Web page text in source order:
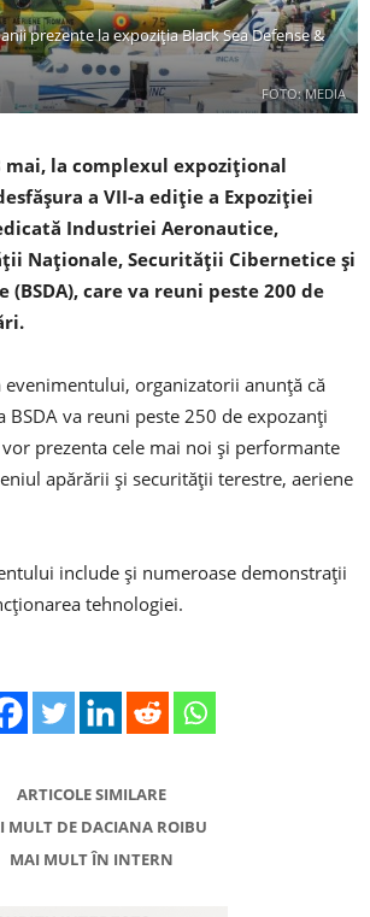
FOTO: MEDIA
prezente la expoziţia Black Sea Defense &
mai, la complexul expoziţional
a VII-a ediţie a Expoziţiei
Industriei Aeronautice,
Naţionale, Securităţii Cibernetice şi
care va reuni peste 200 de
evenimentului, organizatorii anunţă că
BSDA va reuni peste 250 de expozanţi
prezenta cele mai noi şi performante
apărării şi securităţii terestre, aeriene
include şi numeroase demonstraţii
tehnologiei.
ARTICOLE SIMILARE
MULT DE DACIANA ROIBU
MAI MULT ÎN INTERN